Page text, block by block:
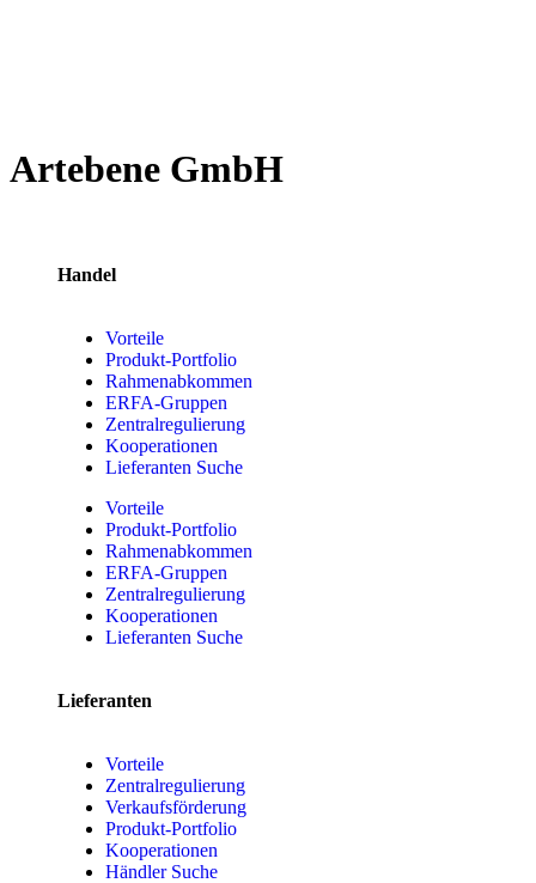
Artebene GmbH
Handel
Vorteile
Produkt-Portfolio
Rahmenabkommen
ERFA-Gruppen
Zentralregulierung
Kooperationen
Lieferanten Suche
Vorteile
Produkt-Portfolio
Rahmenabkommen
ERFA-Gruppen
Zentralregulierung
Kooperationen
Lieferanten Suche
Lieferanten
Vorteile
Zentralregulierung
Verkaufsförderung
Produkt-Portfolio
Kooperationen
Händler Suche